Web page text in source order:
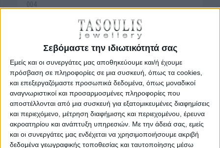
Σεβόμαστε την ιδιωτικότητά σας
Εμείς και οι συνεργάτες μας αποθηκεύουμε και/ή έχουμε
πρόσβαση σε πληροφορίες σε μια συσκευή, όπως τα cookies,
και επεξεργαζόμαστε προσωπικά δεδομένα, όπως μοναδικοί
αναγνωριστικοί και προσαρμοσμένες πληροφορίες που
αποστέλλονται από μια συσκευή για εξατομικευμένες διαφημίσεις
και περιεχόμενο, μέτρηση διαφήμισης και περιεχομένου, έρευνα
ακροατηρίου και ανάπτυξη υπηρεσιών. Με την άδειά σας, εμείς
και οι συνεργάτες μας ενδέχεται να χρησιμοποιήσουμε ακριβή
δεδομένα γεωγραφικής τοποθεσίας και ταυτοποίησης μέσω
004
€ 279,00
ΛΕΠΤΟΜΕΡΕΙΕΣ
ΕΚΠΤΩΣΗ